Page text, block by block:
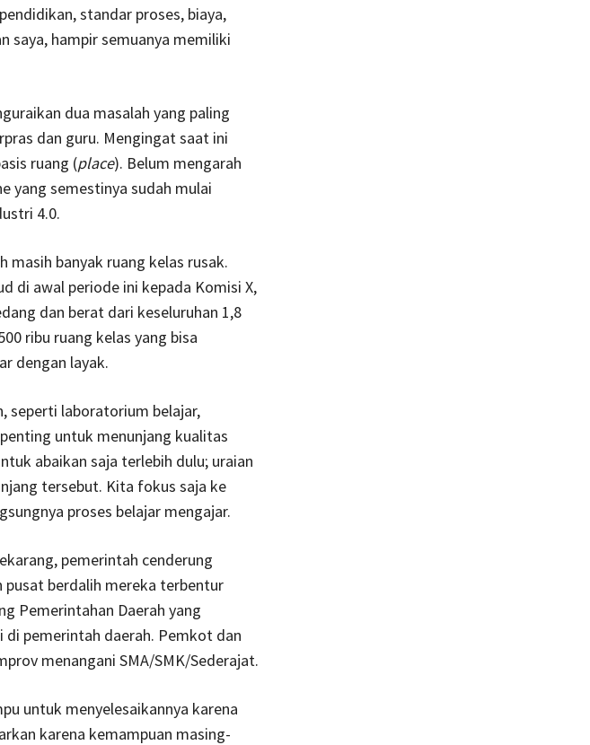
standar proses, biaya,
saya, hampir semuanya memiliki
dua masalah yang paling
dan guru. Mengingat saat ini
ruang (place). Belum mengarah
yang semestinya sudah mulai
4.0.
masih banyak ruang kelas rusak.
di awal periode ini kepada Komisi X,
dan berat dari keseluruhan 1,8
ribu ruang kelas yang bisa
dengan layak.
seperti laboratorium belajar,
untuk menunjang kualitas
abaikan saja terlebih dulu; uraian
tersebut. Kita fokus saja ke
proses belajar mengajar.
pemerintah cenderung
berdalih mereka terbentur
Pemerintahan Daerah yang
pemerintah daerah. Pemkot dan
menangani SMA/SMK/Sederajat.
untuk menyelesaikannya karena
karena kemampuan masing-